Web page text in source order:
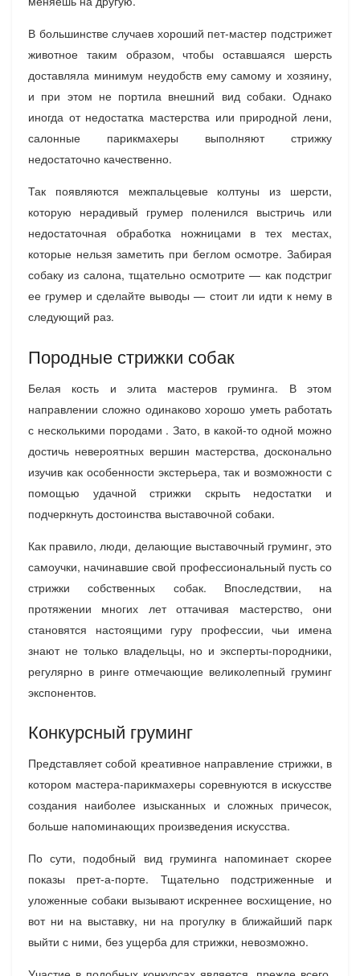
В большинстве случаев хороший пет-мастер подстрижет
животное таким образом, чтобы оставшаяся шерсть
доставляла минимум неудобств ему самому и хозяину,
и при этом не портила внешний вид собаки. Однако
иногда от недостатка мастерства или природной лени,
салонные парикмахеры выполняют стрижку
недостаточно качественно.
Так появляются межпальцевые колтуны из шерсти,
которую нерадивый грумер поленился выстричь или
недостаточная обработка ножницами в тех местах,
которые нельзя заметить при беглом осмотре. Забирая
собаку из салона, тщательно осмотрите — как подстриг
ее грумер и сделайте выводы — стоит ли идти к нему в
следующий раз.
Породные стрижки собак
Белая кость и элита мастеров груминга. В этом
направлении сложно одинаково хорошо уметь работать
с несколькими породами . Зато, в какой-то одной можно
достичь невероятных вершин мастерства, досконально
изучив как особенности экстерьера, так и возможности с
помощью удачной стрижки скрыть недостатки и
подчеркнуть достоинства выставочной собаки.
Как правило, люди, делающие выставочный груминг, это
самоучки, начинавшие свой профессиональный пусть со
стрижки собственных собак. Впоследствии, на
протяжении многих лет оттачивая мастерство, они
становятся настоящими гуру профессии, чьи имена
знают не только владельцы, но и эксперты-породники,
регулярно в ринге отмечающие великолепный груминг
экспонентов.
Конкурсный груминг
Представляет собой креативное направление стрижки, в
котором мастера-парикмахеры соревнуются в искусстве
создания наиболее изысканных и сложных причесок,
больше напоминающих произведения искусства.
По сути, подобный вид груминга напоминает скорее
показы прет-а-порте. Тщательно подстриженные и
уложенные собаки вызывают искреннее восхищение, но
вот ни на выставку, ни на прогулку в ближайший парк
выйти с ними, без ущерба для стрижки, невозможно.